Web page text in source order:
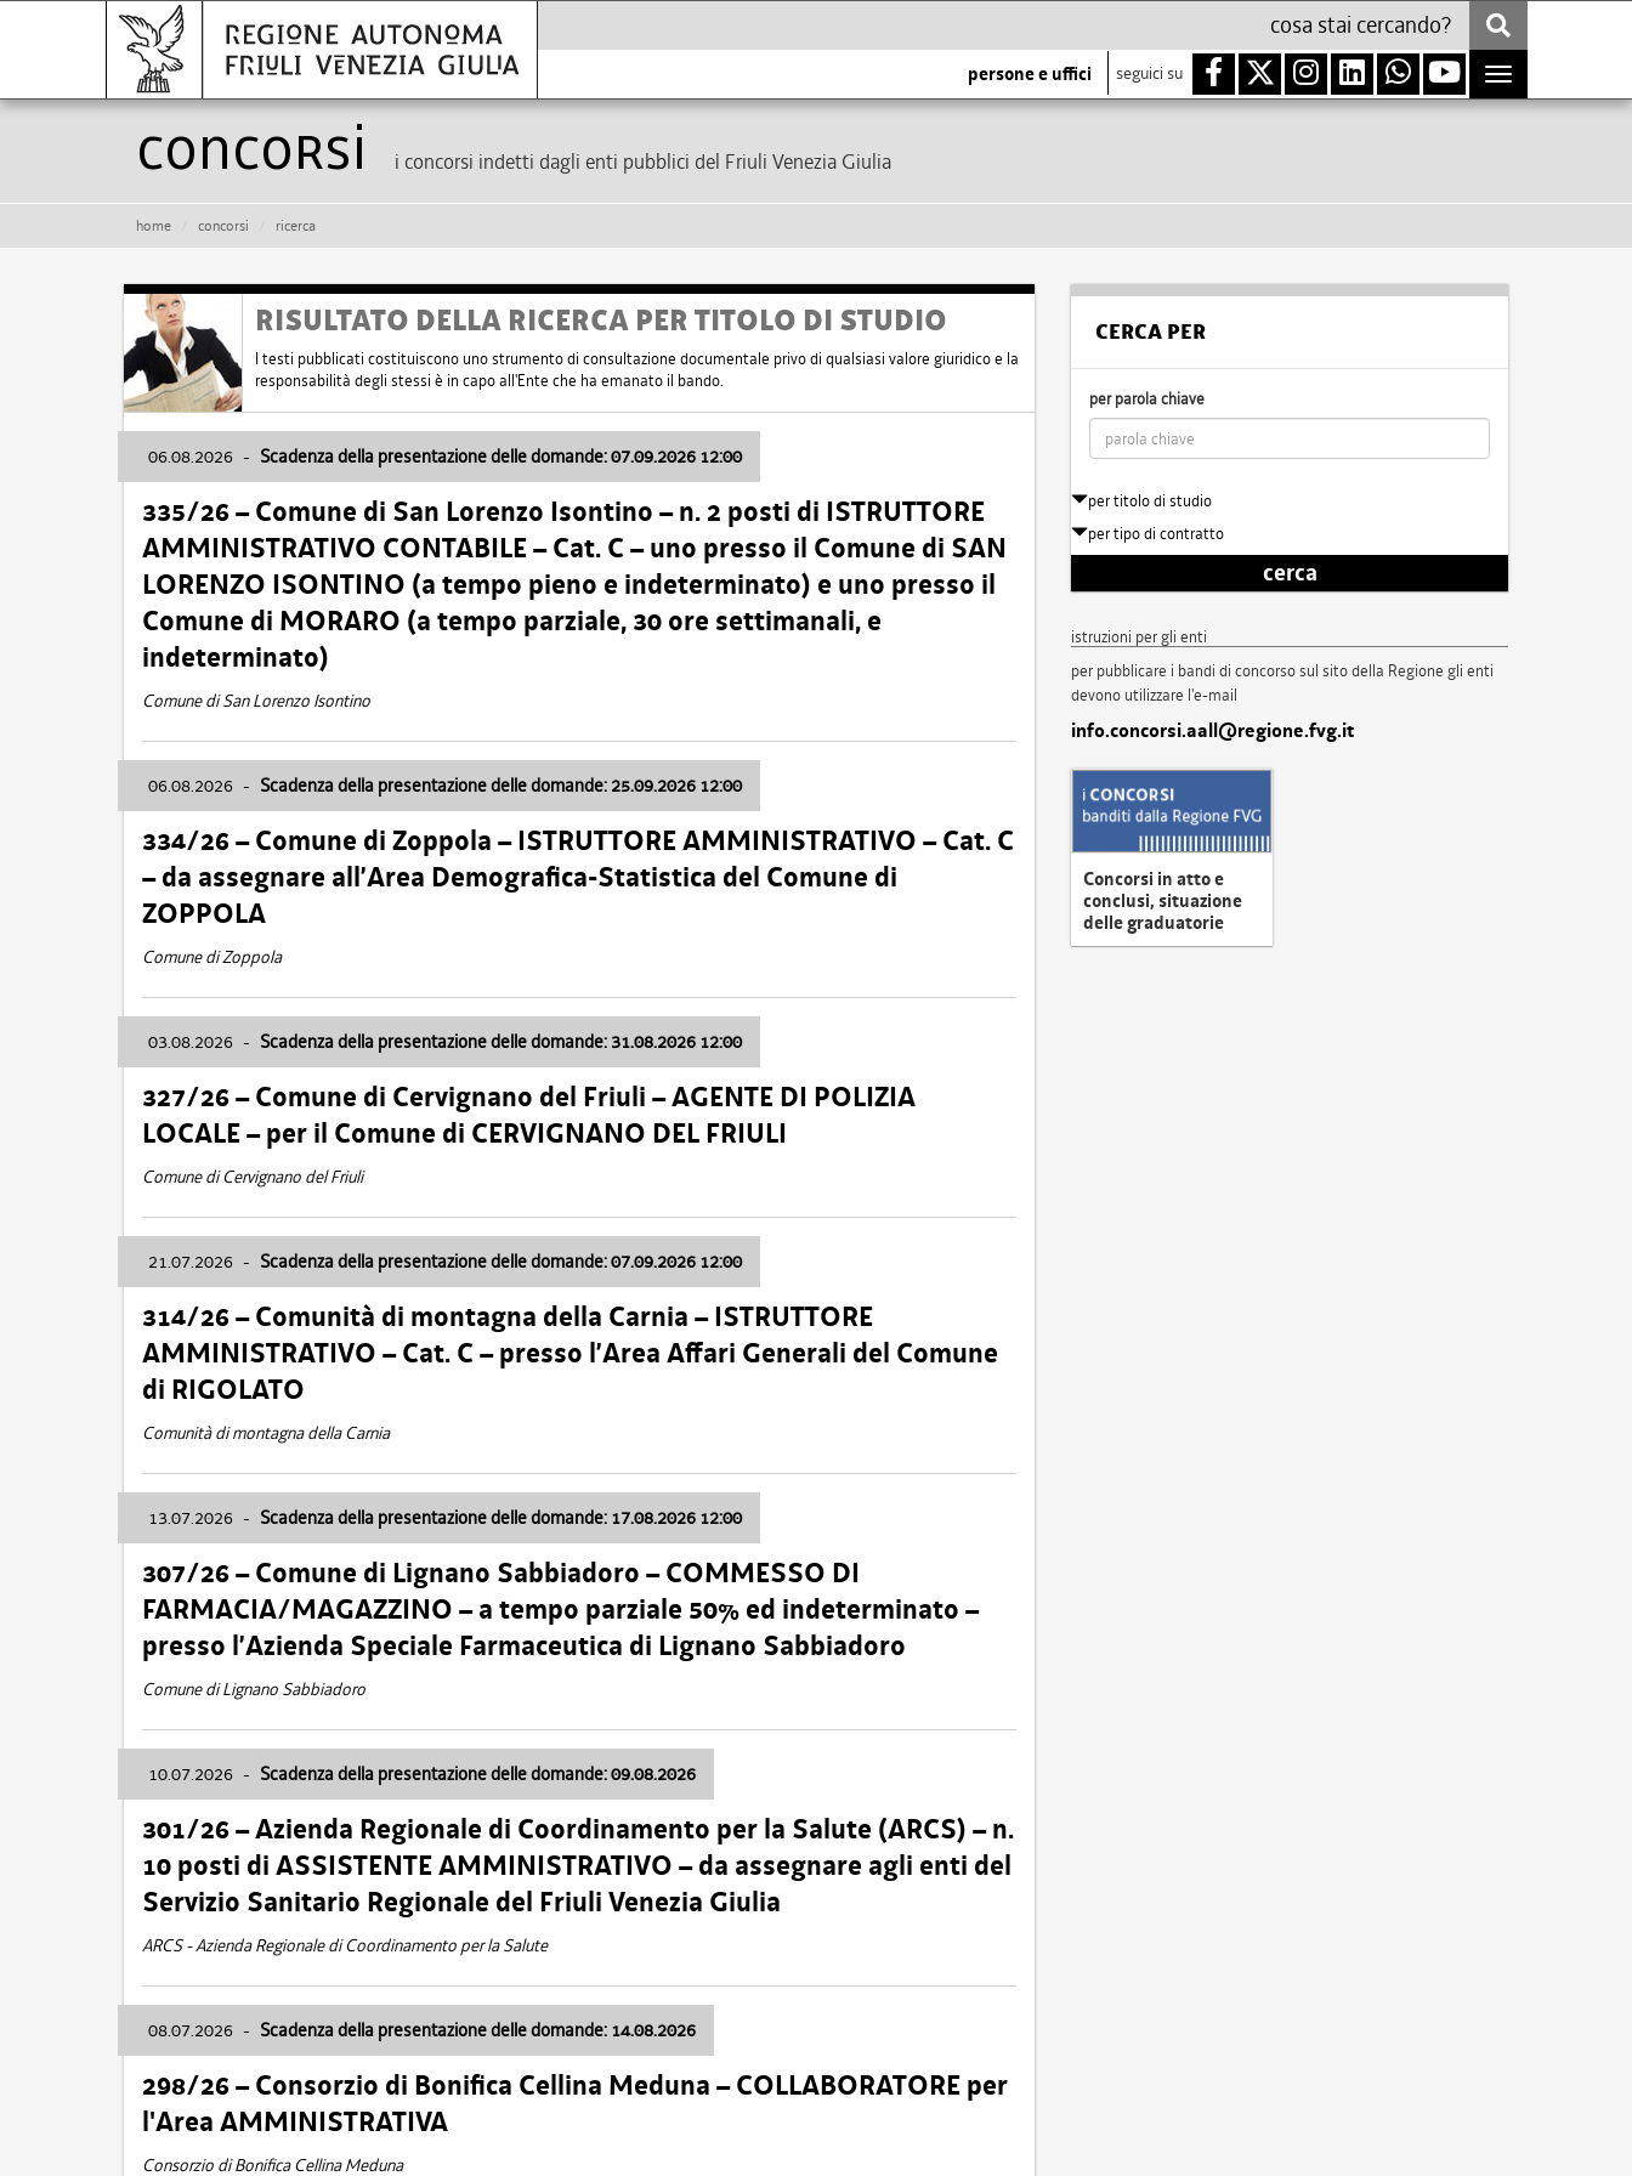
persone e uffici seguici su
Toggle
navigation
Concorsi i concorsi indetti dagli enti pubblici del Friuli Venezia Giulia
home concorsi ricerca
RISULTATO DELLA RICERCA PER TITOLO DI STUDIO
I testi pubblicati costituiscono uno strumento di consultazione documentale privo di qualsiasi valore giuridico e la
responsabilità degli stessi è in capo all'Ente che ha emanato il bando.
06.08.2026 - Scadenza della presentazione delle domande: 07.09.2026 12:00
335/26 – Comune di San Lorenzo Isontino – n. 2 posti di ISTRUTTORE
AMMINISTRATIVO CONTABILE – Cat. C – uno presso il Comune di SAN
LORENZO ISONTINO (a tempo pieno e indeterminato) e uno presso il
Comune di MORARO (a tempo parziale, 30 ore settimanali, e
indeterminato)
Comune di San Lorenzo Isontino
06.08.2026 - Scadenza della presentazione delle domande: 25.09.2026 12:00
334/26 – Comune di Zoppola – ISTRUTTORE AMMINISTRATIVO – Cat. C
– da assegnare all’Area Demografica-Statistica del Comune di
ZOPPOLA
Comune di Zoppola
03.08.2026 - Scadenza della presentazione delle domande: 31.08.2026 12:00
327/26 – Comune di Cervignano del Friuli – AGENTE DI POLIZIA
LOCALE – per il Comune di CERVIGNANO DEL FRIULI
Comune di Cervignano del Friuli
21.07.2026 - Scadenza della presentazione delle domande: 07.09.2026 12:00
314/26 – Comunità di montagna della Carnia – ISTRUTTORE
AMMINISTRATIVO – Cat. C – presso l’Area Affari Generali del Comune
di RIGOLATO
Comunità di montagna della Carnia
13.07.2026 - Scadenza della presentazione delle domande: 17.08.2026 12:00
307/26 – Comune di Lignano Sabbiadoro – COMMESSO DI
FARMACIA/MAGAZZINO – a tempo parziale 50% ed indeterminato –
presso l’Azienda Speciale Farmaceutica di Lignano Sabbiadoro
Comune di Lignano Sabbiadoro
10.07.2026 - Scadenza della presentazione delle domande: 09.08.2026
301/26 – Azienda Regionale di Coordinamento per la Salute (ARCS) – n.
10 posti di ASSISTENTE AMMINISTRATIVO – da assegnare agli enti del
Servizio Sanitario Regionale del Friuli Venezia Giulia
ARCS - Azienda Regionale di Coordinamento per la Salute
08.07.2026 - Scadenza della presentazione delle domande: 14.08.2026
298/26 – Consorzio di Bonifica Cellina Meduna – COLLABORATORE per
l'Area AMMINISTRATIVA
Consorzio di Bonifica Cellina Meduna
CERCA PER
per parola chiave
per titolo di studio
per tipo di contratto
cerca
istruzioni per gli enti
per pubblicare i bandi di concorso sul sito della Regione gli enti
devono utilizzare l'e-mail
info.concorsi.aall@regione.fvg.it
Concorsi in atto e
conclusi, situazione
delle graduatorie